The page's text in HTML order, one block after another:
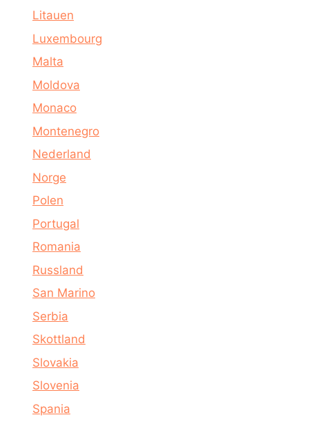
Litauen
Luxembourg
Malta
Moldova
Monaco
Montenegro
Nederland
Norge
Polen
Portugal
Romania
Russland
San Marino
Serbia
Skottland
Slovakia
Slovenia
Spania